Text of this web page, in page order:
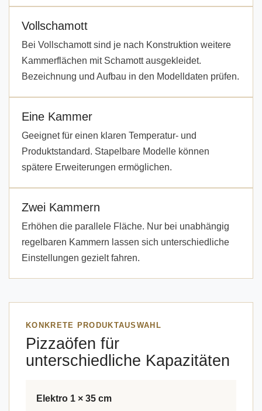
Vollschamott
Bei Vollschamott sind je nach Konstruktion weitere
Kammerflächen mit Schamott ausgekleidet.
Bezeichnung und Aufbau in den Modelldaten prüfen.
Eine Kammer
Geeignet für einen klaren Temperatur- und
Produktstandard. Stapelbare Modelle können
spätere Erweiterungen ermöglichen.
Zwei Kammern
Erhöhen die parallele Fläche. Nur bei unabhängig
regelbaren Kammern lassen sich unterschiedliche
Einstellungen gezielt fahren.
KONKRETE PRODUKTAUSWAHL
Pizzaöfen für
unterschiedliche Kapazitäten
Elektro 1 × 35 cm